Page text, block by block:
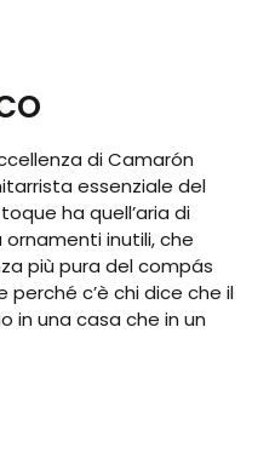
di Camarón
essenziale del
ha quell’aria di
inutili, che
più pura del compás
c’è chi dice che il
in una casa che in un